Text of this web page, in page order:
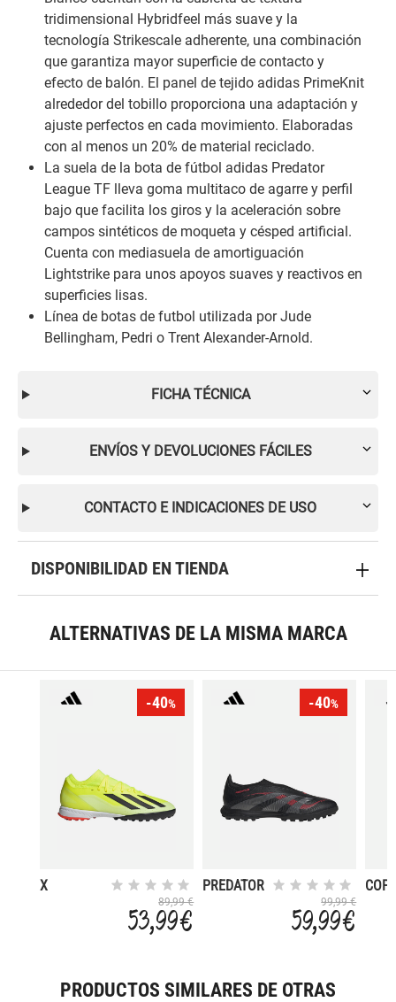
tridimensional Hybridfeel más suave y la
tecnología Strikescale adherente, una combinación
que garantiza mayor superficie de contacto y
efecto de balón. El panel de tejido adidas PrimeKnit
alrededor del tobillo proporciona una adaptación y
ajuste perfectos en cada movimiento. Elaboradas
con al menos un 20% de material reciclado.
La suela de la bota de fútbol adidas Predator
League TF lleva goma multitaco de agarre y perfil
bajo que facilita los giros y la aceleración sobre
campos sintéticos de moqueta y césped artificial.
Cuenta con mediasuela de amortiguación
Lightstrike para unos apoyos suaves y reactivos en
superficies lisas.
Línea de botas de futbol utilizada por Jude
Bellingham, Pedri o Trent Alexander-Arnold.
FICHA TÉCNICA
ENVÍOS Y DEVOLUCIONES FÁCILES
CONTACTO E INDICACIONES DE USO
DISPONIBILIDAD EN TIENDA
ALTERNATIVAS DE LA MISMA MARCA
-40%
X
89,99 €
53,99 €
-40%
PREDATOR
99,99 €
59,99 €
PRODUCTOS SIMILARES DE OTRAS